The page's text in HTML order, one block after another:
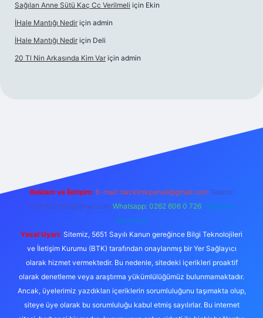
Sağılan Anne Sütü Kaç Cc Verilmeli için Ekin
İHale Mantığı Nedir için admin
İHale Mantığı Nedir için Deli
20 Tl Nin Arkasında Kim Var için admin
Reklam ve İletişim: E-mail: backlinkpaneli@gmail.com Teams:
forumhizmeti@gmail.com Whatsapp: 0262 606 0 726 Telegram:
@karabul
Yasal Uyarı: Sitemiz, 5651 Sayılı Kanun gereğince Bilgi Teknolojileri
ve İletişim Kurumu (BTK) tarafından onaylanmış bir Yer Sağlayıcı
olarak hizmet vermektedir. Bu nedenle, sitedeki içerikleri proaktif
olarak denetleme veya araştırma yükümlülüğümüz bulunmamaktadır.
Ancak, üyelerimiz yazdıkları içeriklerin sorumluluğunu taşımakta olup,
siteye üye olarak bu sorumluluğu kabul etmiş sayılırlar. Bu internet